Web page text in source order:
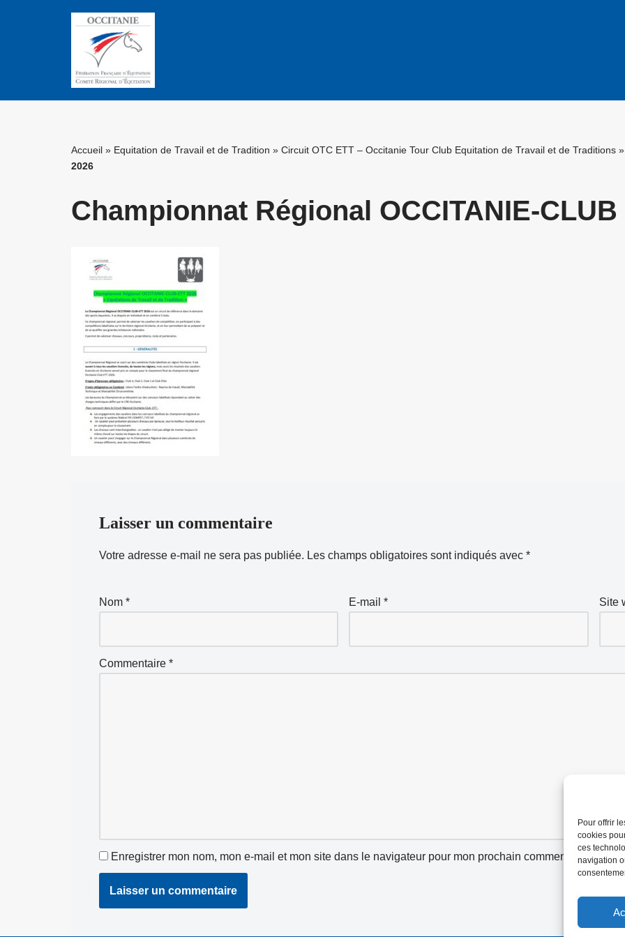
Pour offrir
cookies
ces
navigation
Accueil » Equitation de Travail et de Tradition » Circuit OTC ETT – Occitanie Tour Club Equitation de Travail et de Traditions
2026
Championnat Régional OCCITANIE-CLUB
Laisser un commentaire
Votre adresse e-mail ne sera pas publiée. Les champs obligatoires sont indiqués avec *
Nom * E-mail* Site
Commentaire *
Enregistrer mon nom, mon e-mail et mon site dans le navigateur pour mon prochain commentaire.